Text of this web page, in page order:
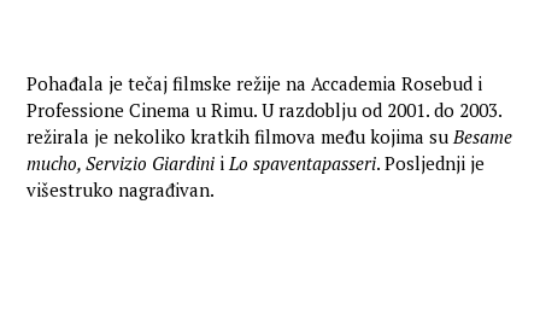
Pohađala je tečaj filmske režije na Accademia Rosebud i
Professione Cinema u Rimu. U razdoblju od 2001. do 2003.
režirala je nekoliko kratkih filmova među kojima suBesame
mucho, Servizio Giardini iLo spaventapasseri. Posljednji je
višestruko nagrađivan.